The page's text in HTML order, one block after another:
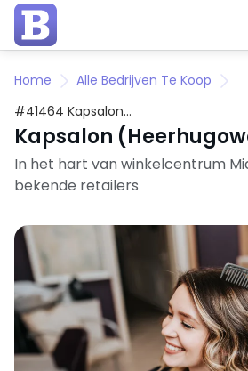
Home
Alle Bedrijven Te Koop
#41464 Kapsalon
(Heerhugowaard)
Kapsalon
In het hart van winkelcentrum
bekende retailers